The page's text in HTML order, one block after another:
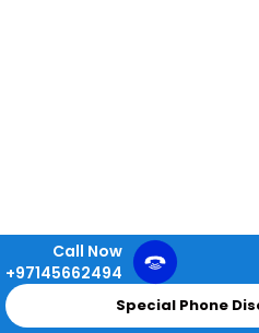
Call Now
+97145662494
Special Phone